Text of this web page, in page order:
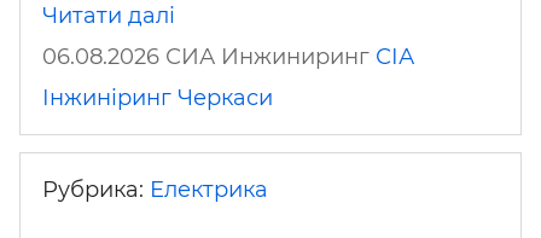
Читати далі
06.08.2026 СИА Инжиниринг СІА
Інжиніринг Черкаси
Рубрика: Електрика